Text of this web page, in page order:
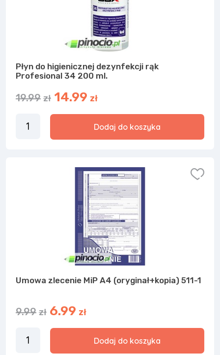
Płyn do higienicznej dezynfekcji rąk
Profesional 34 200 ml.
19.99 zł 14.99 zł
Dodaj do koszyka
Umowa zlecenie MiP A4 (oryginał+kopia) 511-1
9.99 zł 6.99 zł
Dodaj do koszyka